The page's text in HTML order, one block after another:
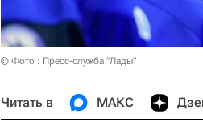
© Фото : Пресс-служба "Лады"
Читать в МАКС